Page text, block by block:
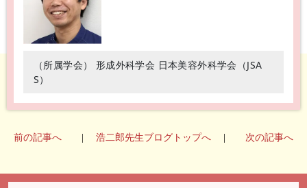
（所属学会） 形成外科学会 日本美容外科学会（JSA
S）
前の記事へ 浩二郎先生ブログトップへ 次の記事へ